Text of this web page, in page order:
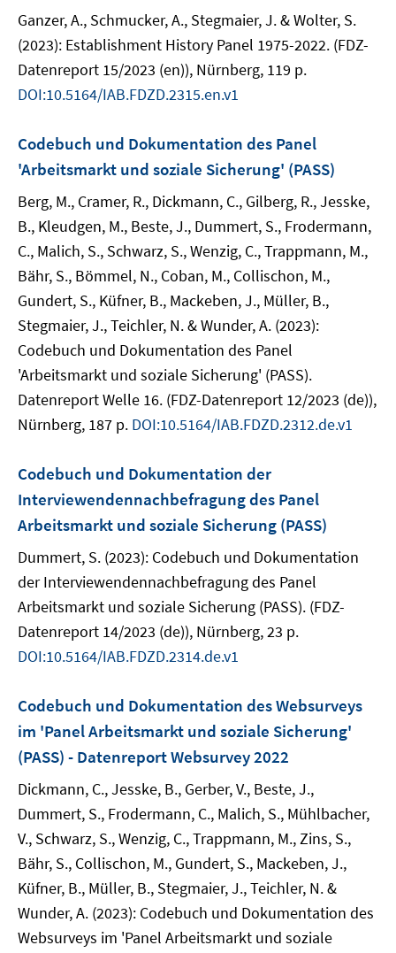
Ganzer, A., Schmucker, A., Stegmaier, J. & Wolter, S.
(2023): Establishment History Panel 1975-2022. (FDZ-
Datenreport 15/2023 (en)), Nürnberg, 119 p.
DOI:10.5164/IAB.FDZD.2315.en.v1
Codebuch und Dokumentation des Panel
'Arbeitsmarkt und soziale Sicherung' (PASS)
Berg, M., Cramer, R., Dickmann, C., Gilberg, R., Jesske,
B., Kleudgen, M., Beste, J., Dummert, S., Frodermann,
C., Malich, S., Schwarz, S., Wenzig, C., Trappmann, M.,
Bähr, S., Bömmel, N., Coban, M., Collischon, M.,
Gundert, S., Küfner, B., Mackeben, J., Müller, B.,
Stegmaier, J., Teichler, N. & Wunder, A. (2023):
Codebuch und Dokumentation des Panel
'Arbeitsmarkt und soziale Sicherung' (PASS).
Datenreport Welle 16. (FDZ-Datenreport 12/2023 (de)),
Nürnberg, 187 p. DOI:10.5164/IAB.FDZD.2312.de.v1
Codebuch und Dokumentation der
Interviewendennachbefragung des Panel
Arbeitsmarkt und soziale Sicherung (PASS)
Dummert, S. (2023): Codebuch und Dokumentation
der Interviewendennachbefragung des Panel
Arbeitsmarkt und soziale Sicherung (PASS). (FDZ-
Datenreport 14/2023 (de)), Nürnberg, 23 p.
DOI:10.5164/IAB.FDZD.2314.de.v1
Codebuch und Dokumentation des Websurveys
im 'Panel Arbeitsmarkt und soziale Sicherung'
(PASS) - Datenreport Websurvey 2022
Dickmann, C., Jesske, B., Gerber, V., Beste, J.,
Dummert, S., Frodermann, C., Malich, S., Mühlbacher,
V., Schwarz, S., Wenzig, C., Trappmann, M., Zins, S.,
Bähr, S., Collischon, M., Gundert, S., Mackeben, J.,
Küfner, B., Müller, B., Stegmaier, J., Teichler, N. &
Wunder, A. (2023): Codebuch und Dokumentation des
Websurveys im 'Panel Arbeitsmarkt und soziale